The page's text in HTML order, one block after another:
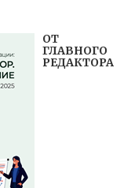
ОТ
ГЛАВНОГО
РЕДАКТОРА